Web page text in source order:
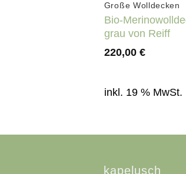
Große Wolldecken
Bio-
grau von Reiff
220,00 €
inkl. 19 % MwSt.
kapelusch